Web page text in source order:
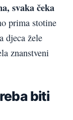
svaka čeka
prima stotine
djeca žele
znanstveni
biti